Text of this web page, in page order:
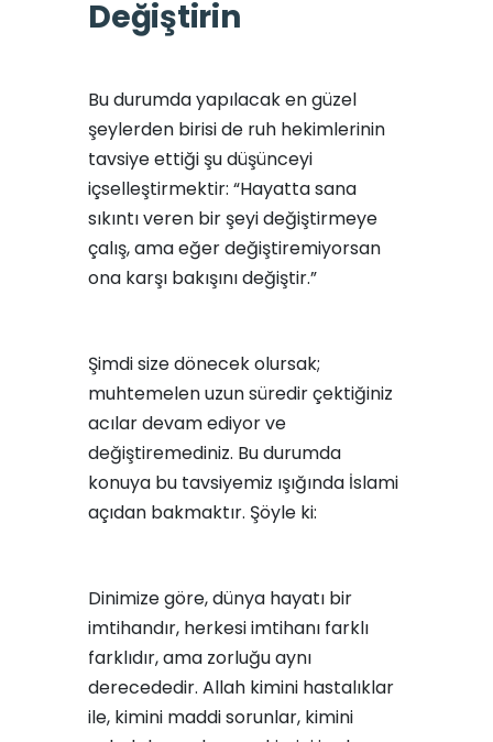
Değiştirin
Bu durumda yapılacak en güzel
şeylerden birisi de ruh hekimlerinin
tavsiye ettiği şu düşünceyi
içselleştirmektir: “Hayatta sana
sıkıntı veren bir şeyi değiştirmeye
çalış, ama eğer değiştiremiyorsan
ona karşı bakışını değiştir.”
Şimdi size dönecek olursak;
muhtemelen uzun süredir çektiğiniz
acılar devam ediyor ve
değiştiremediniz. Bu durumda
konuya bu tavsiyemiz ışığında İslami
açıdan bakmaktır. Şöyle ki:
Dinimize göre, dünya hayatı bir
imtihandır, herkesi imtihanı farklı
farklıdır, ama zorluğu aynı
derecededir. Allah kimini hastalıklar
ile, kimini maddi sorunlar, kimini